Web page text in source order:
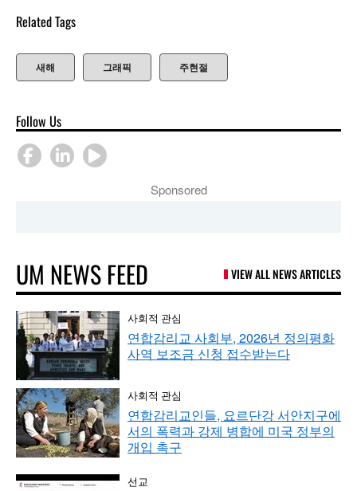
Related Tags
새해 그래픽 주현절
Follow Us
Sponsored
UM NEWS FEED VIEW ALL NEWS ARTICLES
사회적 관심
연합감리교 사회부, 2026년 정의평화
사역 보조금 신청 접수받는다
사회적 관심
연합감리교인들, 요르단강 서안지구에
서의 폭력과 강제 병합에 미국 정부의
개입 촉구
선교